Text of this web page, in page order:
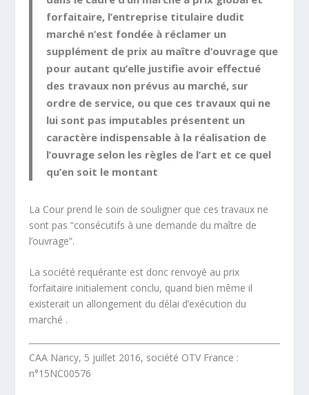
forfaitaire, l’entreprise titulaire dudit
marché n’est fondée à réclamer un
supplément de prix au maître d’ouvrage que
pour autant qu’elle justifie avoir effectué
des travaux non prévus au marché, sur
ordre de service, ou que ces travaux qui ne
lui sont pas imputables présentent un
caractère indispensable à la réalisation de
l’ouvrage selon les règles de l’art et ce quel
qu’en soit le montant
La Cour prend le soin de souligner que ces travaux ne
sont pas “consécutifs à une demande du maître de
l’ouvrage”.
La société requérante est donc renvoyé au prix
forfaitaire initialement conclu, quand bien même il
existerait un allongement du délai d’exécution du
marché .
CAA Nancy, 5 juillet 2016, société OTV France :
n°15NC00576